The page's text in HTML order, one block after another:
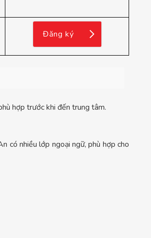
Đăng ký
hợp trước khi đến trung tâm.
có nhiều lớp ngoại ngữ, phù hợp cho